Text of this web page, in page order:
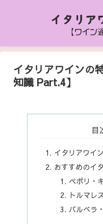
イタリアワインの
知識 Part.4】
目
イタリアワイ
おすすめのイ
ペポリ・
トルマレ
バルベラ